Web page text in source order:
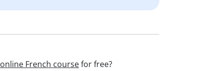
online French coursefor free?